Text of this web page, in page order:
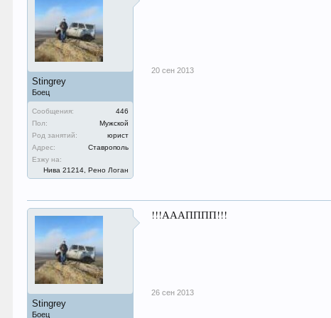
Stingrey
Боец
Сообщения:
446
Пол:
Мужской
Род занятий:
юрист
Адрес:
Ставрополь
Езжу на:
Нива 21214, Рено Логан
20 сен 2013
Stingrey
Боец
!!!АААПППП!!!
26 сен 2013